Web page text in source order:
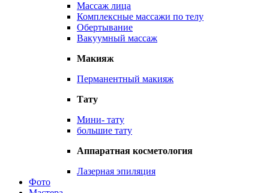
Массаж лица
Комплексные массажи по телу
Обертывание
Вакуумный массаж
Макияж
Перманентный макияж
Тату
Мини- тату
большие тату
Аппаратная косметология
Лазерная эпиляция
Фото